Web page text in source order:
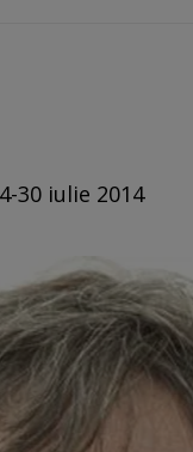
30 iulie 2014